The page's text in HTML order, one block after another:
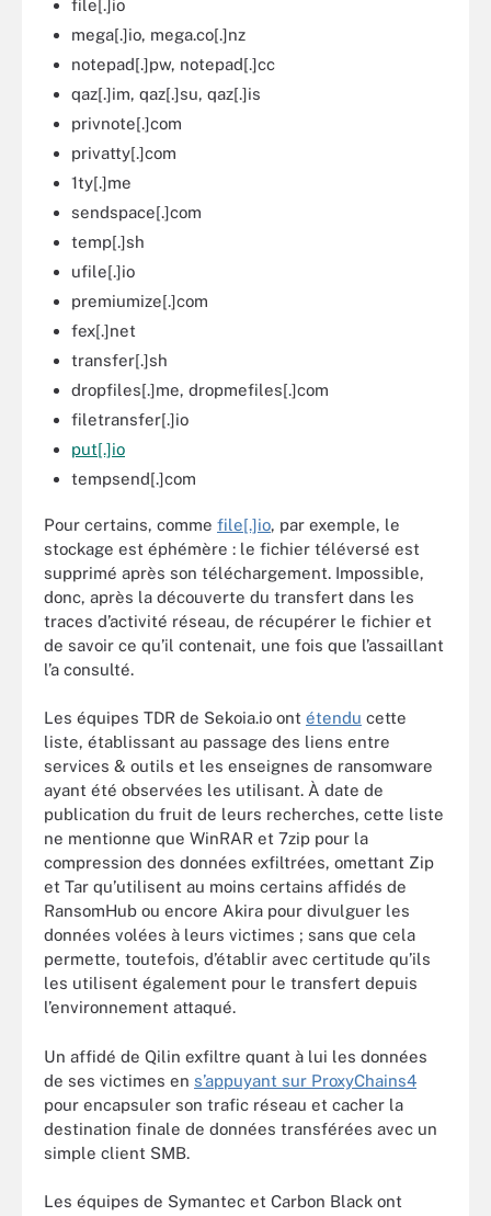
file[.]io
mega[.]io, mega.co[.]nz
notepad[.]pw, notepad[.]cc
qaz[.]im, qaz[.]su, qaz[.]is
privnote[.]com
privatty[.]com
1ty[.]me
sendspace[.]com
temp[.]sh
ufile[.]io
premiumize[.]com
fex[.]net
transfer[.]sh
dropfiles[.]me, dropmefiles[.]com
filetransfer[.]io
put[.]io
tempsend[.]com
Pour certains, comme file[.]io, par exemple, le
stockage est éphémère : le fichier téléversé est
supprimé après son téléchargement. Impossible,
donc, après la découverte du transfert dans les
traces d’activité réseau, de récupérer le fichier et
de savoir ce qu’il contenait, une fois que l’assaillant
l’a consulté.
Les équipes TDR de Sekoia.io ont étendu cette
liste, établissant au passage des liens entre
services & outils et les enseignes de ransomware
ayant été observées les utilisant. À date de
publication du fruit de leurs recherches, cette liste
ne mentionne que WinRAR et 7zip pour la
compression des données exfiltrées, omettant Zip
et Tar qu’utilisent au moins certains affidés de
RansomHub ou encore Akira pour divulguer les
données volées à leurs victimes ; sans que cela
permette, toutefois, d’établir avec certitude qu’ils
les utilisent également pour le transfert depuis
l’environnement attaqué.
Un affidé de Qilin exfiltre quant à lui les données
de ses victimes en s’appuyant sur ProxyChains4
pour encapsuler son trafic réseau et cacher la
destination finale de données transférées avec un
simple client SMB.
Les équipes de Symantec et Carbon Black ont